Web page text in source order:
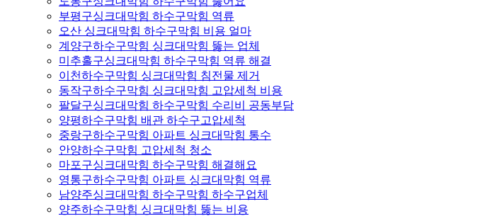
부평구싱크대막힘 하수구막힘 역류
오산 싱크대막힘 하수구막힘 비용 얼마
계양구하수구막힘 싱크대막힘 뚫는 업체
미추홀구싱크대막힘 하수구막힘 역류 해결
이천하수구막힘 싱크대막힘 침전물 제거
동작구하수구막힘 싱크대막힘 고압세척 비용
팔달구싱크대막힘 하수구막힘 수리비 공동부담
양평하수구막힘 배관 하수구고압세척
중랑구하수구막힘 아파트 싱크대막힘 통수
안양하수구막힘 고압세척 청소
마포구싱크대막힘 하수구막힘 해결해요
영통구하수구막힘 아파트 싱크대막힘 역류
남양주싱크대막힘 하수구막힘 하수구업체
양주하수구막힘 싱크대막힘 뚫는 비용